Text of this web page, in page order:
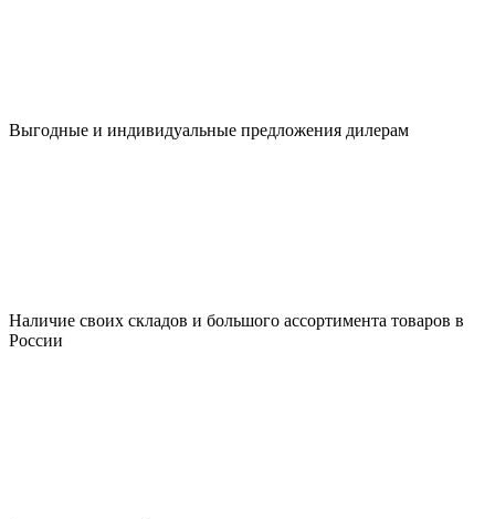
Выгодные и индивидуальные предложения дилерам
Наличие своих складов и большого ассортимента товаров в
России